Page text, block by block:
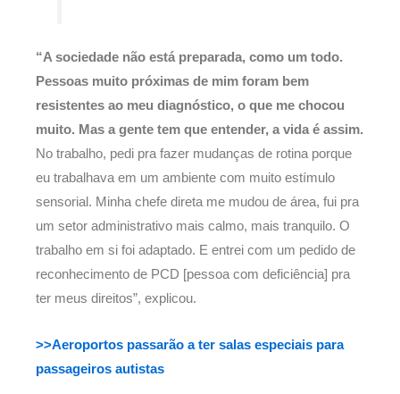
“A sociedade não está preparada, como um todo.
Pessoas muito próximas de mim foram bem
resistentes ao meu diagnóstico, o que me chocou
muito. Mas a gente tem que entender, a vida é assim.
No trabalho, pedi pra fazer mudanças de rotina porque
eu trabalhava em um ambiente com muito estímulo
sensorial. Minha chefe direta me mudou de área, fui pra
um setor administrativo mais calmo, mais tranquilo. O
trabalho em si foi adaptado. E entrei com um pedido de
reconhecimento de PCD [pessoa com deficiência] pra
ter meus direitos”, explicou.
>>Aeroportos passarão a ter salas especiais para
passageiros autistas